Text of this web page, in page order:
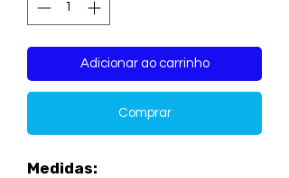
Adicionar ao carrinho
Comprar
Medidas: